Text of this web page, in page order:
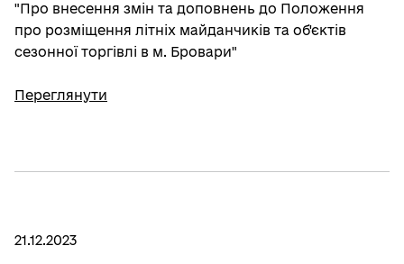
"Про внесення змін та доповнень до Положення
про розміщення літніх майданчиків та об'єктів
сезонної торгівлі в м. Бровари"
Переглянути
21.12.2023